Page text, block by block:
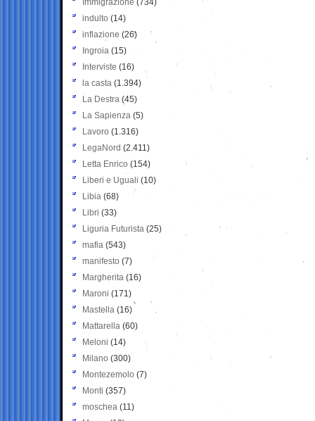
Immigrazione (734)
indulto (14)
inflazione (26)
Ingroia (15)
Interviste (16)
la casta (1.394)
La Destra (45)
La Sapienza (5)
Lavoro (1.316)
LegaNord (2.411)
Letta Enrico (154)
Liberi e Uguali (10)
Libia (68)
Libri (33)
Liguria Futurista (25)
mafia (543)
manifesto (7)
Margherita (16)
Maroni (171)
Mastella (16)
Mattarella (60)
Meloni (14)
Milano (300)
Montezemolo (7)
Monti (357)
moschea (11)